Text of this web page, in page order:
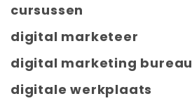
cursussen
digital marketeer
digital marketing bureau
digitale werkplaats